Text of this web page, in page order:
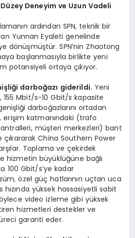
Deneyim ve Uzun Vadeli
ardından SPN, teknik bir
Yunnan Eyaleti genelinde
dönüşmüştür. SPN’nin Zhaotong
başlanmasıyla birlikte yeni
potansiyeli ortaya çıkıyor.
darboğazı giderildi. Yeni
155 Mbit/s-10 Gbit/s kapasite
darboğazlarını ortadan
erişim katmanındaki (trafo
müşteri merkezleri) bant
çıkararak China Southern Power
Toplama ve çekirdek
hizmetin büyüklüğüne bağlı
100 Gbit/s’ye kadar
özel güç hatlarının uçtan uca
hızında yüksek hassasiyetli sabit
video izleme gibi yüksek
hizmetleri destekler ve
garanti eder.